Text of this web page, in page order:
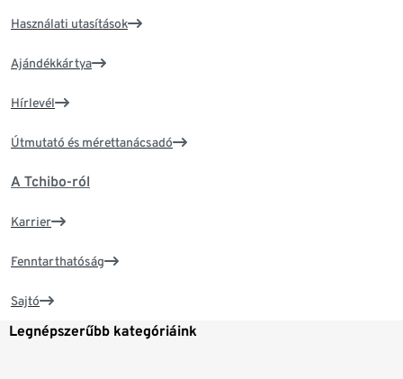
Használati utasítások
Ajándékkártya
Hírlevél
Útmutató és mérettanácsadó
A Tchibo-ról
Karrier
Fenntarthatóság
Sajtó
Legnépszerűbb kategóriáink